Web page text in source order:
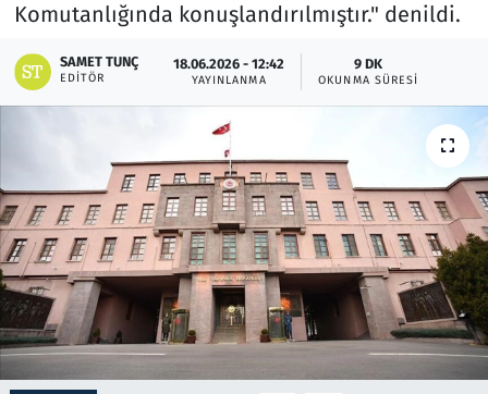
Komutanlığında konuşlandırılmıştır." denildi.
SAMET TUNÇ
EDITÖR
18.06.2026 - 12:42
YAYINLANMA
9 DK
OKUNMA SÜRESI
Oyun
Ramazan
Rüya Tabirleri
Sağlık
Savunma Sanayi
Seçim 2023